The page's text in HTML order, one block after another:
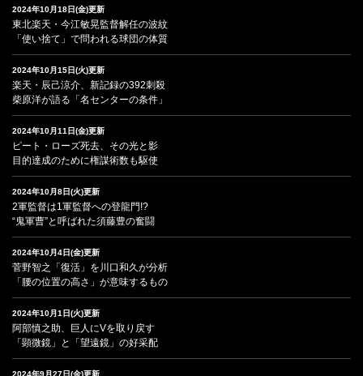
2024年10月18日(金)更新
東北楽天・今江敏晃監督解任の波紋
「使い捨て」で問われる球団の体質
2024年10月15日(火)更新
楽天・辰己涼介、新記録の392刺殺
柴原洋が語る「名センターの条件」
2024年10月11日(金)更新
ピート・ローズ死去、その光と影
目的達成のために権謀術数も駆使
2024年10月8日(火)更新
2軍監督は1軍監督への登龍門!?
“鬼軍曹”と呼ばれた須藤豊の奮闘
2024年10月4日(金)更新
菅野智之「復活」を川口和久が分析
「腰の位置の高さ」が意味するもの
2024年10月1日(火)更新
阿部慎之助、巨人にVを取り戻す
「顕微鏡」と「望遠鏡」の好采配
2024年9月27日(金)更新